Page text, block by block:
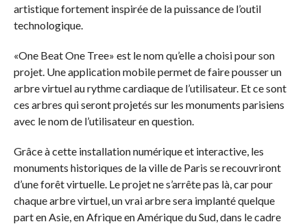
artistique fortement inspirée de la puissance de l’outil
technologique.
«One Beat One Tree» est le nom qu’elle a choisi pour son
projet. Une application mobile permet de faire pousser un
arbre virtuel au rythme cardiaque de l’utilisateur. Et ce sont
ces arbres qui seront projetés sur les monuments parisiens
avec le nom de l’utilisateur en question.
Grâce à cette installation numérique et interactive, les
monuments historiques de la ville de Paris se recouvriront
d’une forêt virtuelle. Le projet ne s’arrête pas là, car pour
chaque arbre virtuel, un vrai arbre sera implanté quelque
part en Asie, en Afrique en Amérique du Sud, dans le cadre